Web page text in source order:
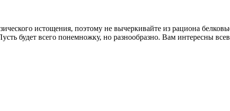
истощения, поэтому не вычеркивайте из рациона
будет всего понемножку, но разнообразно. Вам интересны